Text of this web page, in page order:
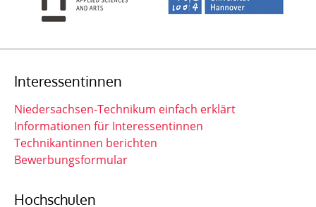
Interessentinnen
Niedersachsen-Technikum einfach erklärt
Informationen für Interessentinnen
Technikantinnen berichten
Bewerbungsformular
Hochschulen